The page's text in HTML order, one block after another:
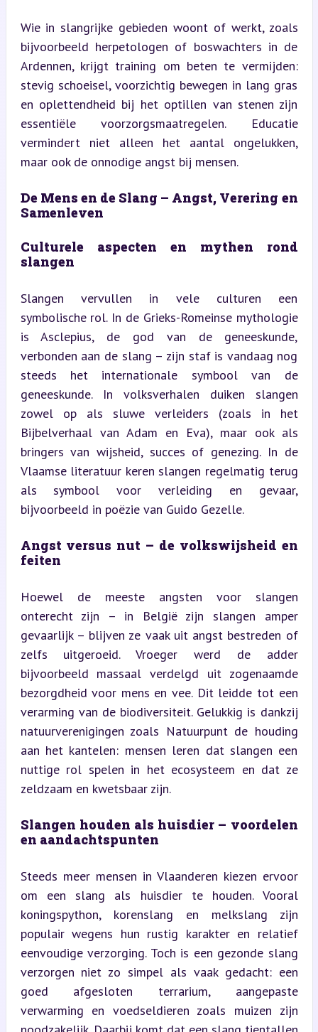
Wie in slangrijke gebieden woont of werkt, zoals
bijvoorbeeld herpetologen of boswachters in de
Ardennen, krijgt training om beten te vermijden:
stevig schoeisel, voorzichtig bewegen in lang gras
en oplettendheid bij het optillen van stenen zijn
essentiële voorzorgsmaatregelen. Educatie
vermindert niet alleen het aantal ongelukken,
maar ook de onnodige angst bij mensen.
De Mens en de Slang – Angst, Verering en
Samenleven
Culturele aspecten en mythen rond
slangen
Slangen vervullen in vele culturen een
symbolische rol. In de Grieks-Romeinse mythologie
is Asclepius, de god van de geneeskunde,
verbonden aan de slang – zijn staf is vandaag nog
steeds het internationale symbool van de
geneeskunde. In volksverhalen duiken slangen
zowel op als sluwe verleiders (zoals in het
Bijbelverhaal van Adam en Eva), maar ook als
bringers van wijsheid, succes of genezing. In de
Vlaamse literatuur keren slangen regelmatig terug
als symbool voor verleiding en gevaar,
bijvoorbeeld in poëzie van Guido Gezelle.
Angst versus nut – de volkswijsheid en
feiten
Hoewel de meeste angsten voor slangen
onterecht zijn – in België zijn slangen amper
gevaarlijk – blijven ze vaak uit angst bestreden of
zelfs uitgeroeid. Vroeger werd de adder
bijvoorbeeld massaal verdelgd uit zogenaamde
bezorgdheid voor mens en vee. Dit leidde tot een
verarming van de biodiversiteit. Gelukkig is dankzij
natuurverenigingen zoals Natuurpunt de houding
aan het kantelen: mensen leren dat slangen een
nuttige rol spelen in het ecosysteem en dat ze
zeldzaam en kwetsbaar zijn.
Slangen houden als huisdier – voordelen
en aandachtspunten
Steeds meer mensen in Vlaanderen kiezen ervoor
om een slang als huisdier te houden. Vooral
koningspython, korenslang en melkslang zijn
populair wegens hun rustig karakter en relatief
eenvoudige verzorging. Toch is een gezonde slang
verzorgen niet zo simpel als vaak gedacht: een
goed afgesloten terrarium, aangepaste
verwarming en voedseldieren zoals muizen zijn